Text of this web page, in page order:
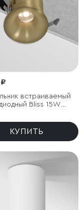
встраиваемый
Bliss 15W
КУПИТЬ